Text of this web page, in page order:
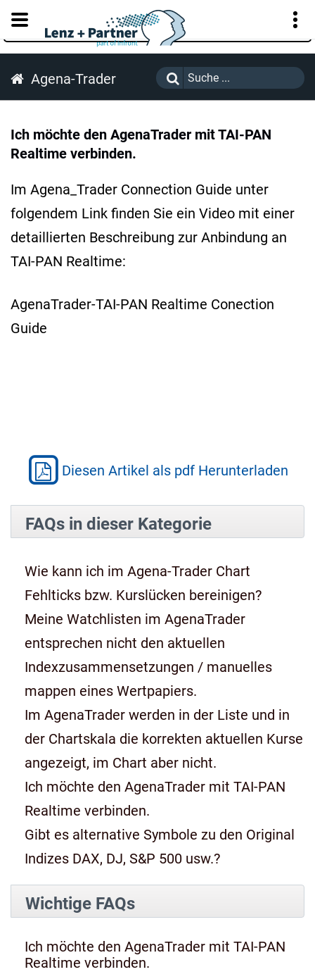
KUNDENPORTAL
Agena-Trader
Ich möchte den AgenaTrader mit TAI-PAN
Realtime verbinden.
Im Agena_Trader Connection Guide unter
folgendem Link finden Sie ein Video mit einer
detaillierten Beschreibung zur Anbindung an
TAI-PAN Realtime:
AgenaTrader-TAI-PAN Realtime Conection
Guide
Diesen Artikel als pdf Herunterladen
FAQs in dieser Kategorie
Wie kann ich im Agena-Trader Chart
Fehlticks bzw. Kurslücken bereinigen?
Meine Watchlisten im AgenaTrader
entsprechen nicht den aktuellen
Indexzusammensetzungen / manuelles
mappen eines Wertpapiers.
Im AgenaTrader werden in der Liste und in
der Chartskala die korrekten aktuellen Kurse
angezeigt, im Chart aber nicht.
Ich möchte den AgenaTrader mit TAI-PAN
Realtime verbinden.
Gibt es alternative Symbole zu den Original
Indizes DAX, DJ, S&P 500 usw.?
Wichtige FAQs
Ich möchte den AgenaTrader mit TAI-PAN
Realtime verbinden.